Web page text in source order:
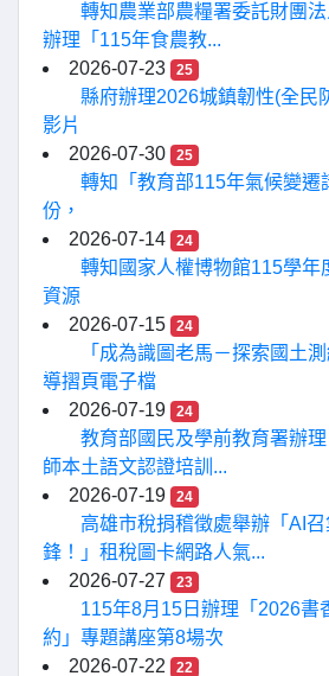
轉知農業部農糧署委託財團
辦理「115年食農教...
2026-07-23
25
縣府辦理2026城鎮韌性(全民
影片
2026-07-30
25
轉知「教育部115年氣候變遷
份，
2026-07-14
24
轉知國家人權博物館115學年
資源
2026-07-15
24
「成為識圖老馬－探索國土
導摺頁電子檔
2026-07-19
24
教育部國民及學前教育署辦
師本土語文認證培訓...
2026-07-19
24
高雄市稅捐稽徵處舉辦「AI
鋒！」租稅圖卡網路人氣...
2026-07-27
23
115年8月15日辦理「2026書
約」專題講座第8場次
2026-07-22
22